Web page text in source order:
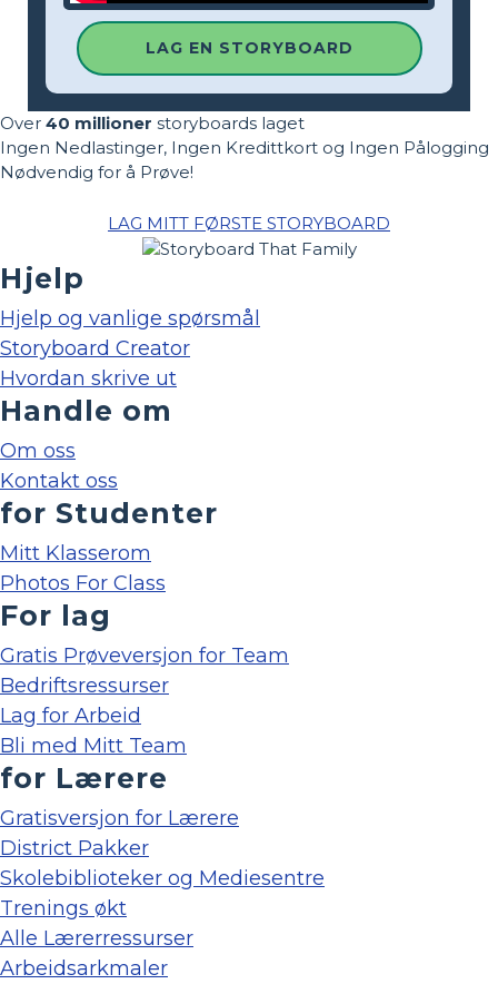
LAG EN STORYBOARD
Over 40 millioner storyboards laget
Ingen Nedlastinger, Ingen Kredittkort og Ingen Pålogging
Nødvendig for å Prøve!
LAG MITT FØRSTE STORYBOARD
Hjelp
Hjelp og vanlige spørsmål
Storyboard Creator
Hvordan skrive ut
Handle om
Om oss
Kontakt oss
for Studenter
Mitt Klasserom
Photos For Class
For lag
Gratis Prøveversjon for Team
Bedriftsressurser
Lag for Arbeid
Bli med Mitt Team
for Lærere
Gratisversjon for Lærere
District Pakker
Skolebiblioteker og Mediesentre
Trenings økt
Alle Lærerressurser
Arbeidsarkmaler